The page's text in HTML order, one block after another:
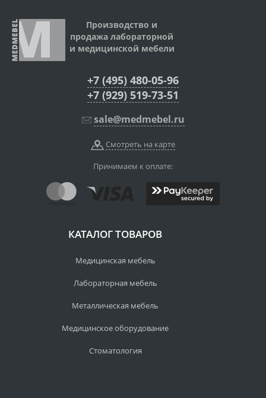
Производство и
продажа лабораторной
и медицинской мебели
+7 (495) 480-05-96
+7 (929) 519-73-51
sale@medmebel.ru
Смотреть на карте
Принимаем к оплате:
КАТАЛОГ ТОВАРОВ
Медицинская мебель
Лабораторная мебель
Металлическая мебель
Медицинское оборудование
Стоматология